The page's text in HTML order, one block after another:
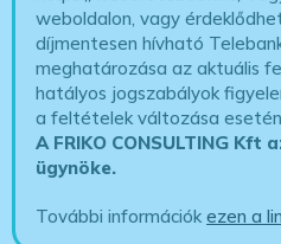
weboldalon, vagy
díjmentesen hívható
meghatározása az aktuális
hatályos jogszabályok
a feltételek változása
A FRIKO CONSULTING Kft
ügynöke.
További információkezen a